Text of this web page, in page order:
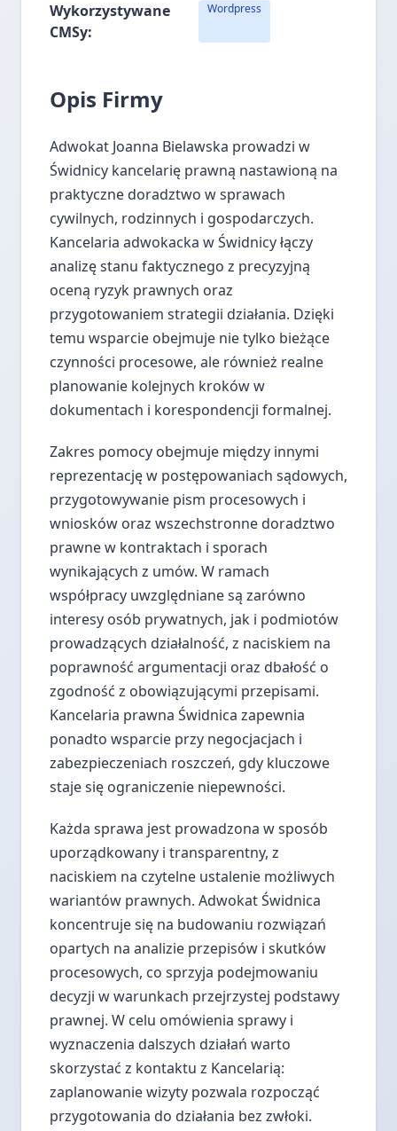
Wykorzystywane
CMSy:
Wordpress
Opis Firmy
Adwokat Joanna Bielawska prowadzi w
Świdnicy kancelarię prawną nastawioną na
praktyczne doradztwo w sprawach
cywilnych, rodzinnych i gospodarczych.
Kancelaria adwokacka w Świdnicy łączy
analizę stanu faktycznego z precyzyjną
oceną ryzyk prawnych oraz
przygotowaniem strategii działania. Dzięki
temu wsparcie obejmuje nie tylko bieżące
czynności procesowe, ale również realne
planowanie kolejnych kroków w
dokumentach i korespondencji formalnej.
Zakres pomocy obejmuje między innymi
reprezentację w postępowaniach sądowych,
przygotowywanie pism procesowych i
wniosków oraz wszechstronne doradztwo
prawne w kontraktach i sporach
wynikających z umów. W ramach
współpracy uwzględniane są zarówno
interesy osób prywatnych, jak i podmiotów
prowadzących działalność, z naciskiem na
poprawność argumentacji oraz dbałość o
zgodność z obowiązującymi przepisami.
Kancelaria prawna Świdnica zapewnia
ponadto wsparcie przy negocjacjach i
zabezpieczeniach roszczeń, gdy kluczowe
staje się ograniczenie niepewności.
Każda sprawa jest prowadzona w sposób
uporządkowany i transparentny, z
naciskiem na czytelne ustalenie możliwych
wariantów prawnych. Adwokat Świdnica
koncentruje się na budowaniu rozwiązań
opartych na analizie przepisów i skutków
procesowych, co sprzyja podejmowaniu
decyzji w warunkach przejrzystej podstawy
prawnej. W celu omówienia sprawy i
wyznaczenia dalszych działań warto
skorzystać z kontaktu z Kancelarią:
zaplanowanie wizyty pozwala rozpocząć
przygotowania do działania bez zwłoki.